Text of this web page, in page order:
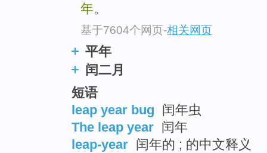
年。
基于7604个网页-相关网页
平年
闰二月
短语
leap year bug 闰年虫
The leap year 闰年
leap-year 闰年的 ; 的中文释义